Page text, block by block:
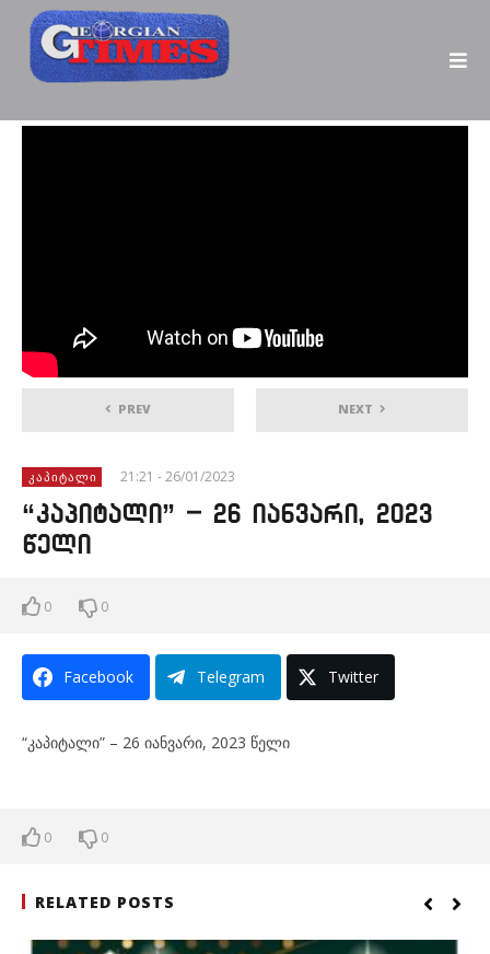
PREV NEXT
ᲙᲐᲞᲘᲢᲐᲚᲘ 21:21 - 26/01/2023
“კაპიტალი” – 26 იანვარი, 2023
წელი
0 0
Facebook Telegram Twitter
“კაპიტალი” – 26 იანვარი, 2023 წელი
0 0
RELATED POSTS